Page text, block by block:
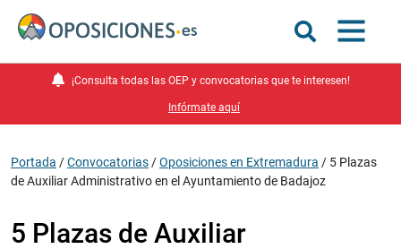
¡Consulta todas las OEP y convocatorias que te interesen!
Infórmate aquí
Portada /Convocatorias /Oposiciones en Extremadura / 5 Plazas
de Auxiliar Administrativo en el Ayuntamiento de Badajoz
5 Plazas de Auxiliar